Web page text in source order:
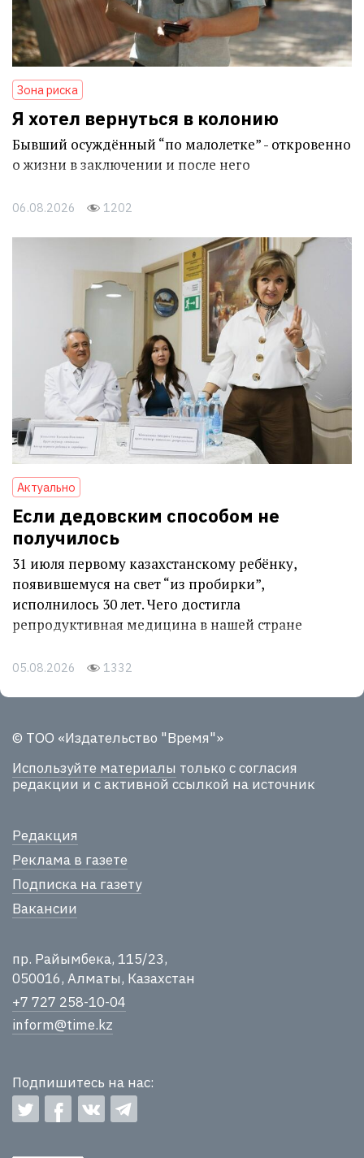
Зона риска
Я хотел вернуться в колонию
Бывший осуждённый “по малолетке” - откровенно
о жизни в заключении и после него
06.08.2026 1202
Актуально
Если дедовским способом не
получилось
31 июля первому казахстанскому ребёнку,
появившемуся на свет “из пробирки”,
исполнилось 30 лет. Чего достигла
репродуктивная медицина в нашей стране
05.08.2026 1332
© ТОО «Издательство "Время"»
Используйте материалы только с согласия
редакции и с активной ссылкой на источник
Редакция
Реклама в газете
Подписка на газету
Вакансии
пр. Райымбека, 115/23,
050016, Алматы, Казахстан
+7 727 258-10-04
inform@time.kz
Подпишитесь на нас: